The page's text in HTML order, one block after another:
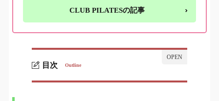
CLUB PILATESの記事
目次 Outline
1.